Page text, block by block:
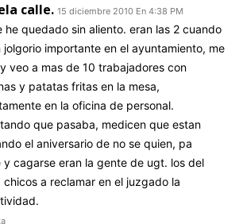
calle. 15 diciembre 2010 En 4:38 PM
he quedado sin aliento. eran las 2 cuando
jolgorio importante en el ayuntamiento, me
veo a mas de 10 trabajadores con
y patatas fritas en la mesa,
en la oficina de personal.
que pasaba, medicen que estan
el aniversario de no se quien, pa
y cagarse eran la gente de ugt. los del
chicos a reclamar en el juzgado la